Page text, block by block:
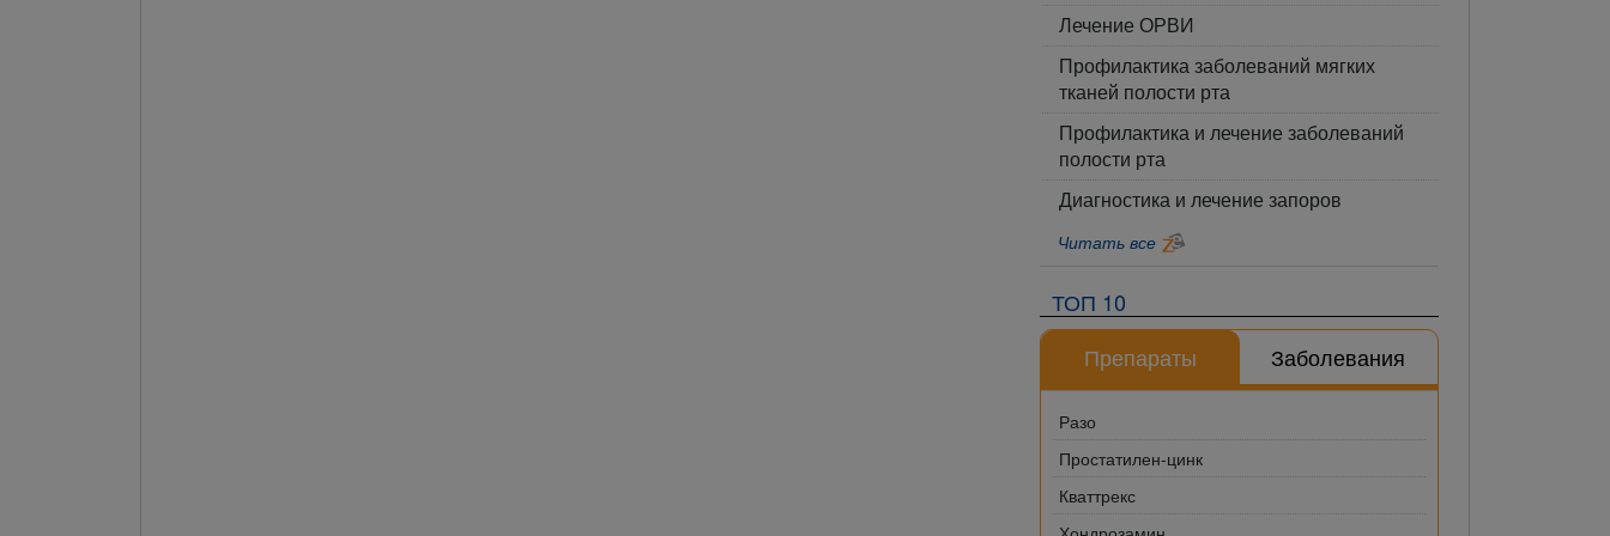
Лечение ОРВИ
Профилактика заболеваний мягких
тканей полости рта
Профилактика и лечение заболеваний
полости рта
Диагностика и лечение запоров
Читать все
ТОП 10
Препараты
Заболевания
Разо
Простатилен-цинк
Кваттрекс